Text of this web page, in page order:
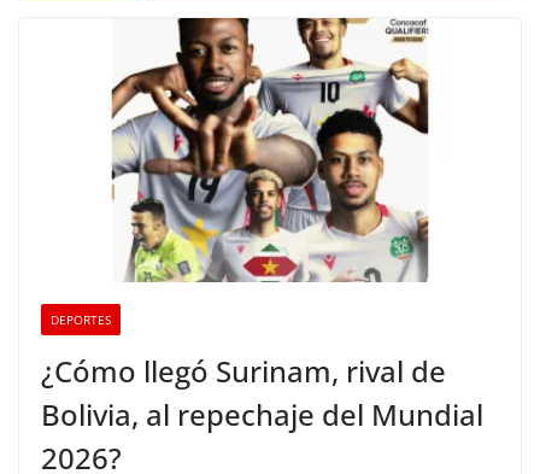
DEPORTES
¿Cómo llegó Surinam, rival de
Bolivia, al repechaje del Mundial
2026?